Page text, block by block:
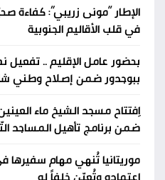
الإطار “مونى زريبي”: كفاءة
في قلب الأقاليم الجنوبية
بحضور عامل الإقليم .. تفعيل
ببوجدور ضمن إصلاح وطني
اِفتتاح مسجد الشيخ ماء
ضمن برنامج تأهيل المساجد
موريتانيا تُنهي مهام